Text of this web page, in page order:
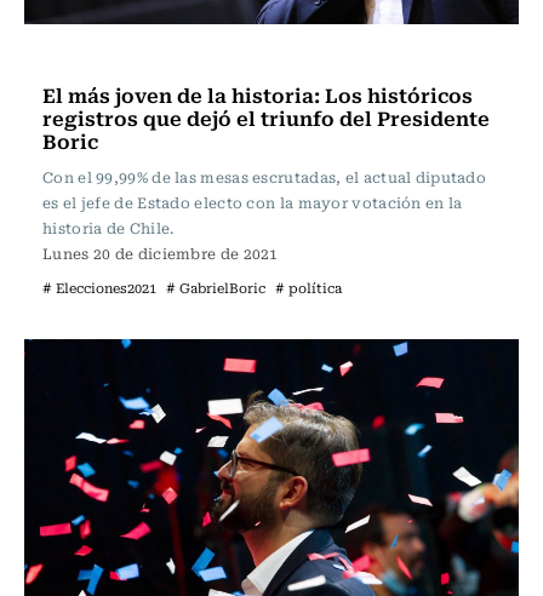
El más joven de la historia: Los históricos
registros que dejó el triunfo del Presidente
Boric
Con el 99,99% de las mesas escrutadas, el actual diputado
es el jefe de Estado electo con la mayor votación en la
historia de Chile.
Lunes 20 de diciembre de 2021
# Elecciones2021 # GabrielBoric # política